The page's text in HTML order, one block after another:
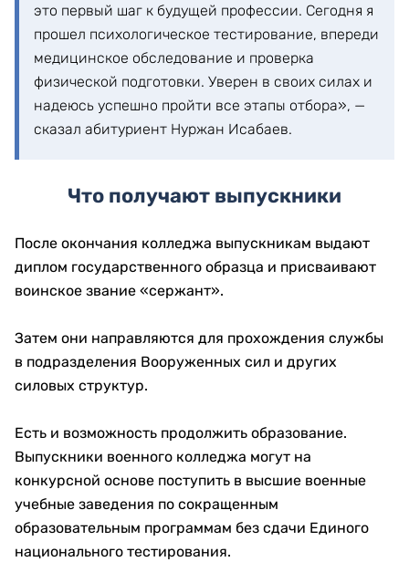
это первый шаг к будущей профессии. Сегодня я
прошел психологическое тестирование, впереди
медицинское обследование и проверка
физической подготовки. Уверен в своих силах и
надеюсь успешно пройти все этапы отбора», —
сказал абитуриент Нуржан Исабаев.
Что получают выпускники
После окончания колледжа выпускникам выдают
диплом государственного образца и присваивают
воинское звание «сержант».
Затем они направляются для прохождения службы
в подразделения Вооруженных сил и других
силовых структур.
Есть и возможность продолжить образование.
Выпускники военного колледжа могут на
конкурсной основе поступить в высшие военные
учебные заведения по сокращенным
образовательным программам без сдачи Единого
национального тестирования.